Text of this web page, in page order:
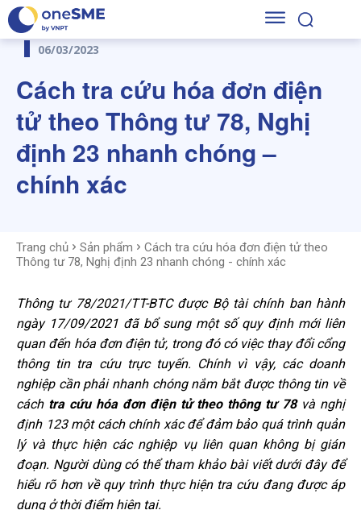
06/03/2023
Cách tra cứu hóa đơn điện
tử theo Thông tư 78, Nghị
định 23 nhanh chóng –
chính xác
Trang chủ Sản phẩm
Cách tra cứu hóa đơn điện tử theo
Thông tư 78, Nghị định 23 nhanh chóng - chính xác
Thông tư 78/2021/TT-BTC được Bộ tài chính ban hành
ngày 17/09/2021 đã bổ sung một số quy định mới liên
quan đến hóa đơn điện tử, trong đó có việc thay đổi cổng
thông tin tra cứu trực tuyến. Chính vì vậy, các doanh
nghiệp cần phải nhanh chóng nắm bắt được thông tin về
cách tra cứu hóa đơn điện tử theo thông tư 78và nghị
định 123 một cách chính xác để đảm bảo quá trình quản
lý và thực hiện các nghiệp vụ liên quan không bị gián
đoạn. Người dùng có thể tham khảo bài viết dưới đây để
hiểu rõ hơn về quy trình thực hiện tra cứu đang được áp
dụng ở thời điểm hiện tại.